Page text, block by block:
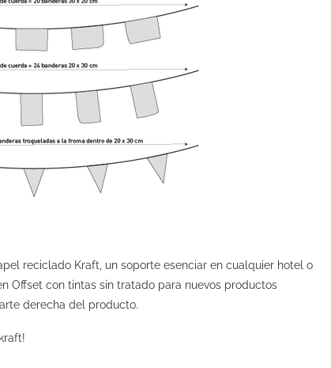
reciclado Kraft, un soporte esenciar en cualquier hotel o
Offset con tintas sin tratado para nuevos productos
derecha del producto.